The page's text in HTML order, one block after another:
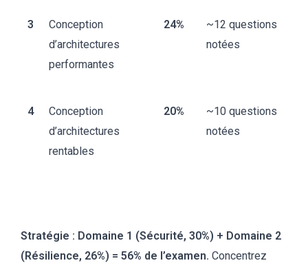
3
Conception
d’architectures
performantes
24%
~12 questions
notées
4
Conception
d’architectures
rentables
20%
~10 questions
notées
Stratégie : Domaine 1 (Sécurité, 30%) + Domaine 2
(Résilience, 26%) = 56% de l’examen. Concentrez